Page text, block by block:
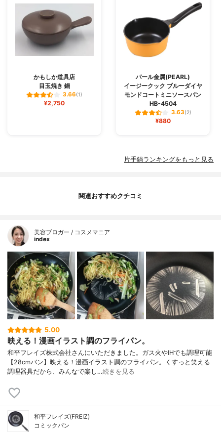
かもしか道具店
目玉焼き 鍋
3.66(1)
¥2,750
パール金属(PEARL)
イージークック ブルーダイヤ
モンドコートミニソースパン
HB-4504
3.63(2)
¥880
片手鍋ランキングをもっと見る
関連おすすめクチコミ
美容ブロガー / コスメマニア
index
5.00
映える！漫画イラスト調のフライパン。
和平フレイズ株式会社さんにいただきました。ガス火やIHでも調理可能
【28cmバン】映える！漫画イラスト調のフライパン。くすっと笑える
調理器具だから、みんなで楽し…続きを見る
和平フレイズ(FREIZ)
コミックパン